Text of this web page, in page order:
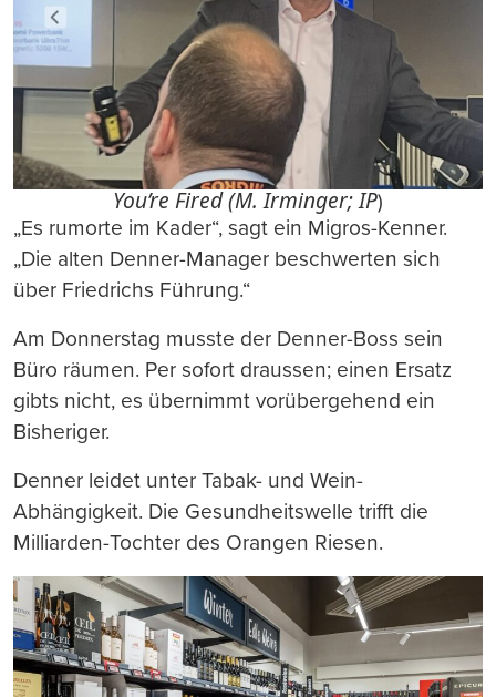
You’re Fired (M. Irminger; IP)
„Es rumorte im Kader“, sagt ein Migros-Kenner.
„Die alten Denner-Manager beschwerten sich
über Friedrichs Führung.“
Am Donnerstag musste der Denner-Boss sein
Büro räumen. Per sofort draussen; einen Ersatz
gibts nicht, es übernimmt vorübergehend ein
Bisheriger.
Denner leidet unter Tabak- und Wein-
Abhängigkeit. Die Gesundheitswelle trifft die
Milliarden-Tochter des Orangen Riesen.